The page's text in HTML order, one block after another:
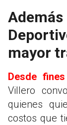
mayor
Desde
Villero
quienes
costos que